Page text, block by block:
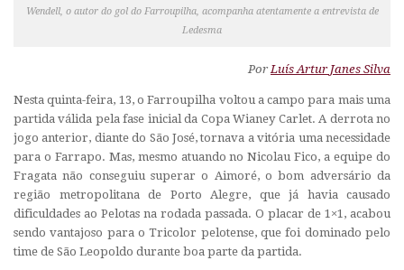
Wendell, o autor do gol do Farroupilha, acompanha atentamente a entrevista de
Ledesma
Por Luís Artur Janes Silva
Nesta quinta-feira, 13, o Farroupilha voltou a campo para mais uma
partida válida pela fase inicial da Copa Wianey Carlet. A derrota no
jogo anterior, diante do São José, tornava a vitória uma necessidade
para o Farrapo. Mas, mesmo atuando no Nicolau Fico, a equipe do
Fragata não conseguiu superar o Aimoré, o bom adversário da
região metropolitana de Porto Alegre, que já havia causado
dificuldades ao Pelotas na rodada passada. O placar de 1×1, acabou
sendo vantajoso para o Tricolor pelotense, que foi dominado pelo
time de São Leopoldo durante boa parte da partida.